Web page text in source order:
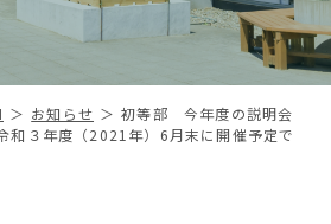
お知らせ
初等部 今年度の説明会
和３年度（2021年）6月末に開催予定で